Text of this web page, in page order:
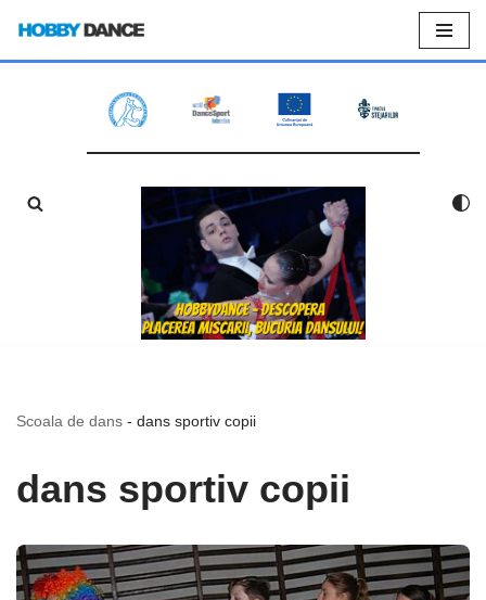
Sari
Scoala de dans - dans sportiv copii
dans sportiv copii